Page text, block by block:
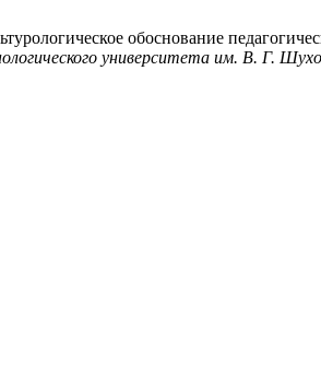
обоснование
университета им. В. Г.